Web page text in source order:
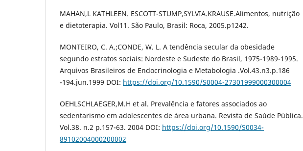
MAHAN,L KATHLEEN. ESCOTT-STUMP,SYLVIA.KRAUSE.Alimentos, nutrição
e dietoterapia. Vol11. São Paulo, Brasil: Roca, 2005.p1242.
MONTEIRO, C. A.;CONDE, W. L. A tendência secular da obesidade
segundo estratos sociais: Nordeste e Sudeste do Brasil, 1975-1989-1995.
Arquivos Brasileiros de Endocrinologia e Metabologia .Vol.43.n3.p.186
-194.jun.1999 DOI: https://doi.org/10.1590/S0004-27301999000300004
OEHLSCHLAEGER,M.H et al. Prevalência e fatores associados ao
sedentarismo em adolescentes de área urbana. Revista de Saúde Pública.
Vol.38. n.2 p.157-63. 2004 DOI: https://doi.org/10.1590/S0034-
89102004000200002